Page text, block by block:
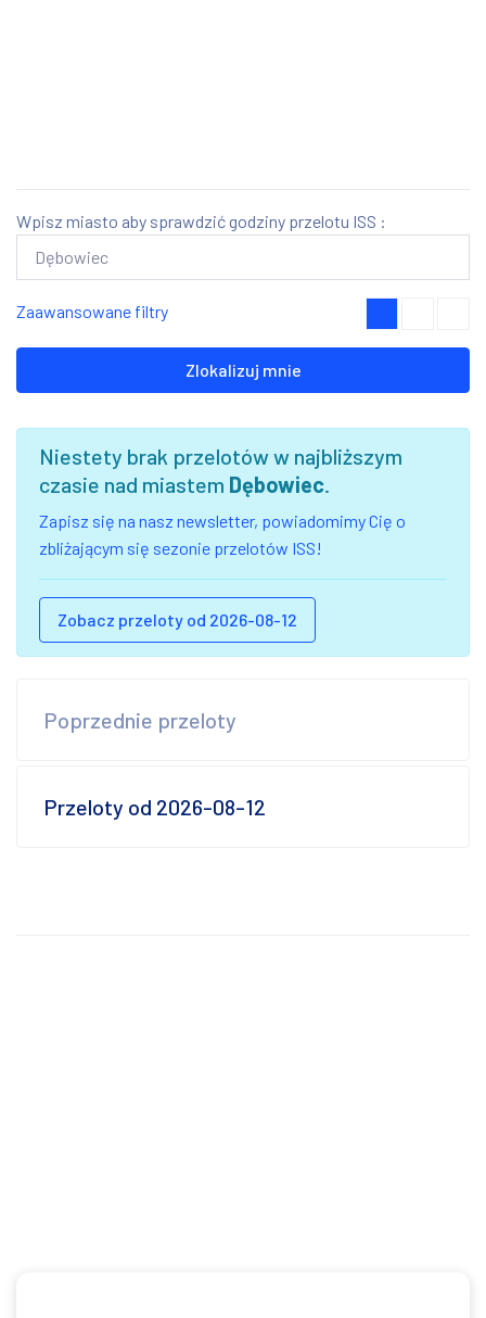
Wpisz miasto aby sprawdzić godziny przelotu ISS :
Zaawansowane filtry
Zlokalizuj mnie
Niestety brak przelotów w najbliższym
czasie nad miastem Dębowiec.
Zapisz się na nasz newsletter, powiadomimy Cię o
zbliżającym się sezonie przelotów ISS!
Zobacz przeloty od 2026-08-12
Poprzednie przeloty
Przeloty od 2026-08-12